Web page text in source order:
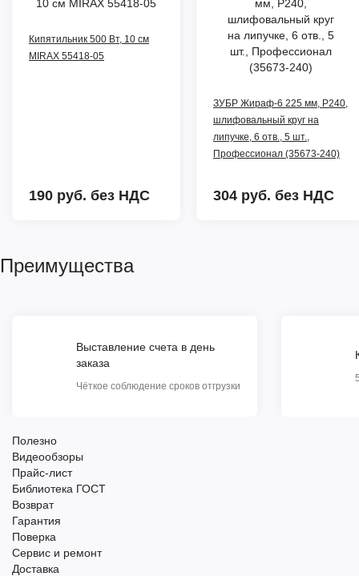
Кипятильник 500 Вт, 10 см
MIRAX 55418-05
190 руб. без НДС
ЗУБР Жираф-6 225 мм, Р240,
шлифовальный круг на
липучке, 6 отв., 5 шт.,
Профессионал (35673-240)
304 руб. без НДС
Преимущества
Выставление счета в день
заказа
Чёткое соблюдение сроков отгрузки
Полезно
Видеообзоры
Прайс-лист
Библиотека ГОСТ
Возврат
Гарантия
Поверка
Сервис и ремонт
Доставка